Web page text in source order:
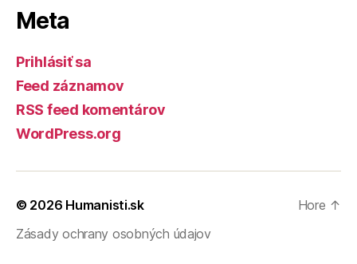
Meta
Prihlásiť sa
Feed záznamov
RSS feed komentárov
WordPress.org
© 2026 Humanisti.sk
Zásady ochrany osobných údajov
Hore ↑